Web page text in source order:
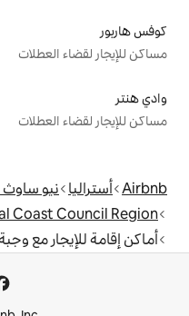
كانبرا
مساكن للإيجار لقضاء العطلات
عرض المزيد
ويلز
Central
بحيرة توجره
الإفطار